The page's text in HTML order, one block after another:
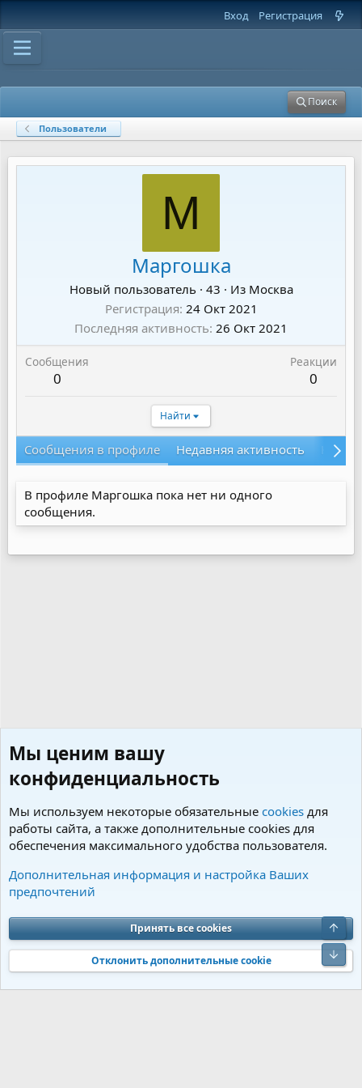
Вход Регистрация
Поиск
Пользователи
М
Маргошка
Новый пользователь · 43 · Из Москва
Регистрация 24 Окт 2021
Последняя активность 26 Окт 2021
Сообщения
0
Реакции
0
Найти
Сообщения в профиле Недавняя активность
В профиле Маргошка пока нет ни одного
сообщения.
Пользователи
Cookies Charm by DCom
Обратная связь
Условия и правила
Политика конфиденциальности
Помощь
S
S
Community platform by XenForo® © 2010-2026 XenForo Ltd. Перевод от
Jumuro®|Media embeds via s9e/MediaSites
Мы ценим вашу
конфиденциальность
Мы используем некоторые обязательные cookies для
работы сайта, а также дополнительные cookies для
обеспечения максимального удобства пользователя.
Дополнительная информация и настройка Ваших
предпочтений
Принять все cookies
Отклонить дополнительные cookie
Верх
Низ